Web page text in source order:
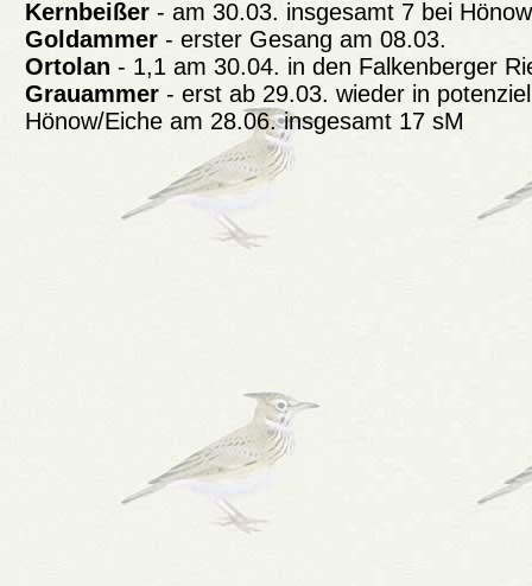
Kernbeißer - am 30.03. insgesamt 7 bei Hönow
Goldammer - erster Gesang am 08.03.
Ortolan - 1,1 am 30.04. in den Falkenberger
Grauammer - erst ab 29.03. wieder in
Hönow/Eiche am 28.06. insgesamt 17 sM